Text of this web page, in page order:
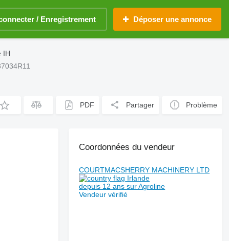
/ Enregistrement Déposer une annonce
IH
PDF Partager Problème
Coordonnées du vendeur
COURTMACSHERRY MACHINERY LTD
Irlande
depuis 12 ans sur Agroline
Vendeur vérifié